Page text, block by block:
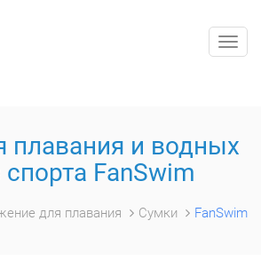
плавания и водных
FanSwim
для плавания Сумки FanSwim